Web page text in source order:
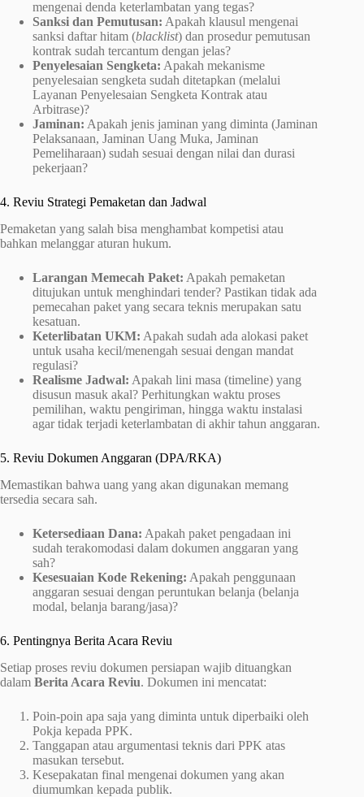
mengenai denda keterlambatan yang tegas?
Sanksi dan Pemutusan: Apakah klausul mengenai
sanksi daftar hitam (blacklist) dan prosedur pemutusan
kontrak sudah tercantum dengan jelas?
Penyelesaian Sengketa: Apakah mekanisme
penyelesaian sengketa sudah ditetapkan (melalui
Layanan Penyelesaian Sengketa Kontrak atau
Arbitrase)?
Jaminan: Apakah jenis jaminan yang diminta (Jaminan
Pelaksanaan, Jaminan Uang Muka, Jaminan
Pemeliharaan) sudah sesuai dengan nilai dan durasi
pekerjaan?
4. Reviu Strategi Pemaketan dan Jadwal
Pemaketan yang salah bisa menghambat kompetisi atau
bahkan melanggar aturan hukum.
Larangan Memecah Paket: Apakah pemaketan
ditujukan untuk menghindari tender? Pastikan tidak ada
pemecahan paket yang secara teknis merupakan satu
kesatuan.
Keterlibatan UKM: Apakah sudah ada alokasi paket
untuk usaha kecil/menengah sesuai dengan mandat
regulasi?
Realisme Jadwal: Apakah lini masa (timeline) yang
disusun masuk akal? Perhitungkan waktu proses
pemilihan, waktu pengiriman, hingga waktu instalasi
agar tidak terjadi keterlambatan di akhir tahun anggaran.
5. Reviu Dokumen Anggaran (DPA/RKA)
Memastikan bahwa uang yang akan digunakan memang
tersedia secara sah.
Ketersediaan Dana: Apakah paket pengadaan ini
sudah terakomodasi dalam dokumen anggaran yang
sah?
Kesesuaian Kode Rekening: Apakah penggunaan
anggaran sesuai dengan peruntukan belanja (belanja
modal, belanja barang/jasa)?
6. Pentingnya Berita Acara Reviu
Setiap proses reviu dokumen persiapan wajib dituangkan
dalam Berita Acara Reviu. Dokumen ini mencatat:
Poin-poin apa saja yang diminta untuk diperbaiki oleh
Pokja kepada PPK.
Tanggapan atau argumentasi teknis dari PPK atas
masukan tersebut.
Kesepakatan final mengenai dokumen yang akan
diumumkan kepada publik.